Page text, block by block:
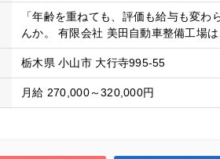
「年齢を重ねても、評価も給与も変
んか。 有限会社 美田自動車整備工場
栃木県 小山市 大行寺995-55
月給 270,000～320,000円